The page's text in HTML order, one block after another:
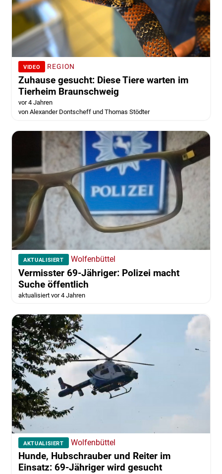
VIDEO REGION
Zuhause gesucht: Diese Tiere warten im
Tierheim Braunschweig
vor 4 Jahren
von Alexander Dontscheff und Thomas Stödter
AKTUALISIERT Wolfenbüttel
Vermisster 69-Jähriger: Polizei macht
Suche öffentlich
aktualisiert vor 4 Jahren
AKTUALISIERT Wolfenbüttel
Hunde, Hubschrauber und Reiter im
Einsatz: 69-Jähriger wird gesucht